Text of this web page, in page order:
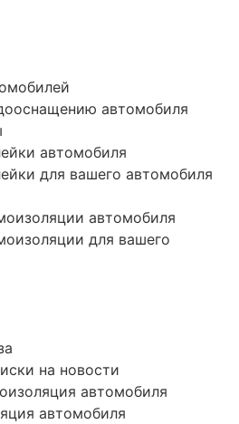
автомобиля
автомобиля
для вашего автомобиля
автомобиля
для вашего
на новости
автомобиля
автомобиля